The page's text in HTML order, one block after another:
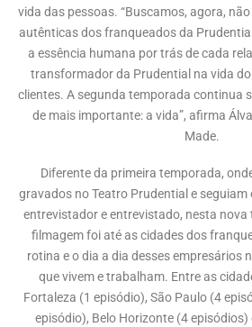
vida das pessoas. “Buscamos, agora,
autênticas dos franqueados da
a essência humana por trás de cada
transformador da Prudential na vida
clientes. A segunda temporada continua
de mais importante: a vida”, afirma
Made.
Diferente da primeira temporada,
gravados no Teatro Prudential e
entrevistador e entrevistado, nesta nova
filmagem foi até as cidades dos
rotina e o dia a dia desses empresários
que vivem e trabalham. Entre as
Fortaleza (1 episódio), São Paulo (4
episódio), Belo Horizonte (4